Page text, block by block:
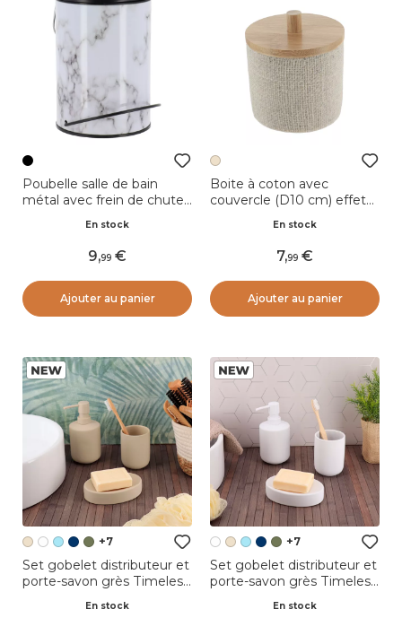
Poubelle salle de bain
métal avec frein de chute
En stock
9,99
Ajouter au panier
Boite à coton avec
couvercle (D10 cm) effet
En stock
7,99
Ajouter au panier
+7
Set gobelet distributeur et
porte-savon grès Timeless
En stock
+7
Set gobelet distributeur et
porte-savon grès Timeless
En stock